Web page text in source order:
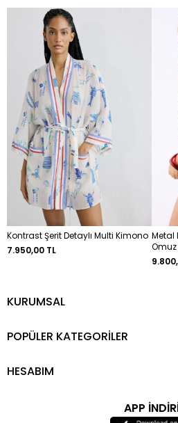
Kontrast Şerit Detaylı Multi Kimono
7.950,00 TL
Metal
KURUMSAL
POPÜLER KATEGORİLER
HESABIM
APP